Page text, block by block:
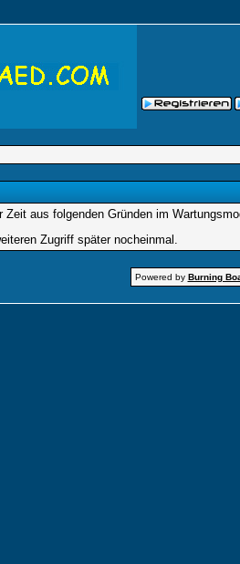
Zeit aus folgenden Gründen im
Zugriff später nocheinmal.
Powered by Burning